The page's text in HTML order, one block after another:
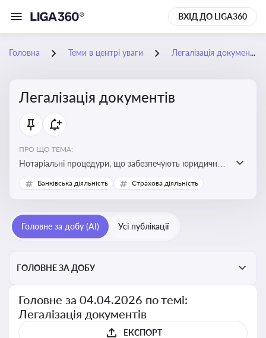
ВХІД ДО LIGA360
Головна Теми в центрі уваги Легалізація документів
Легалізація документів
ПРО ЩО ТЕМА:
Нотаріальні процедури, що забезпечують юридичну
чинність документів та їх використання в
правовідносинах, у тому числі за кордоном.
правильно оформлювати документи, уникати ризиків
недійсності та забезпечувати їх належне прийняття
Банківська діяльність Страхова діяльність
Головне за добу (AI) Усі публікації
ГОЛОВНЕ ЗА ДОБУ
Головне за 04.04.2026 по темі:
Легалізація документів
ЕКСПОРТ